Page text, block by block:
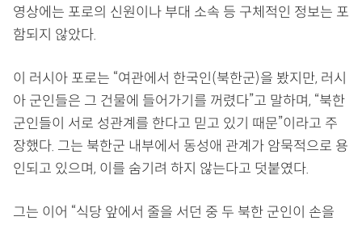
영상에는 포로의 신원이나 부대 소속 등 구체적인 정보는 포
함되지 않았다.
이 러시아 포로는 “여관에서 한국인(북한군)을 봤지만, 러시
아 군인들은 그 건물에 들어가기를 꺼렸다”고 말하며, “북한
군인들이 서로 성관계를 한다고 믿고 있기 때문”이라고 주
장했다. 그는 북한군 내부에서 동성애 관계가 암묵적으로 용
인되고 있으며, 이를 숨기려 하지 않는다고 덧붙였다.
그는 이어 “식당 앞에서 줄을 서던 중 두 북한 군인이 손을